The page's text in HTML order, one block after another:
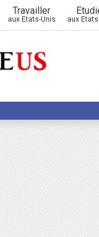
Travailler
aux Etats-Unis aux